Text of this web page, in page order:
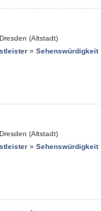
Dresden (Altstadt)
» Sehenswürdigkeit
Dresden (Altstadt)
» Sehenswürdigkeit